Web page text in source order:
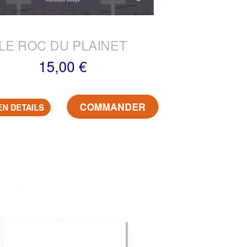
LE ROC DU PLAINET
15,00 €
DETAILS COMMANDER